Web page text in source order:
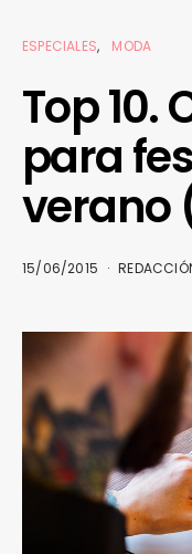
ESPECIALES MODA
Top 10.
para
verano
15/06/2015